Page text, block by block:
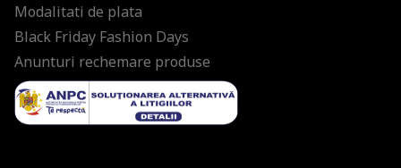
Modalitati de plata
Black Friday Fashion Days
Anunturi rechemare produse